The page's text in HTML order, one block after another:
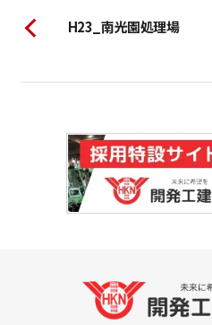
H23_南光園処理場